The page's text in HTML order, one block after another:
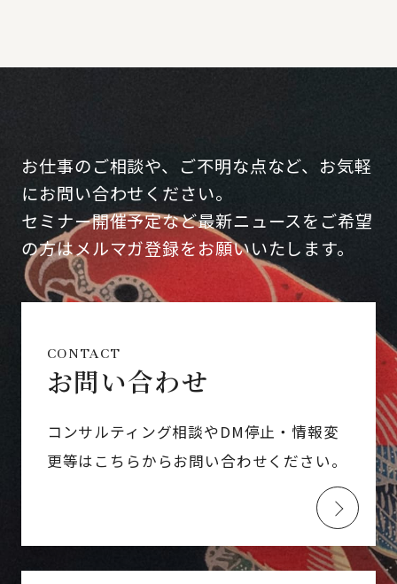
お仕事のご相談や、ご不明な点など、お気軽
にお問い合わせください。
セミナー開催予定など最新ニュースをご希望
の方はメルマガ登録をお願いいたします。
CONTACT
お問い合わせ
コンサルティング相談やDM停止・情報変
更等はこちらからお問い合わせください。